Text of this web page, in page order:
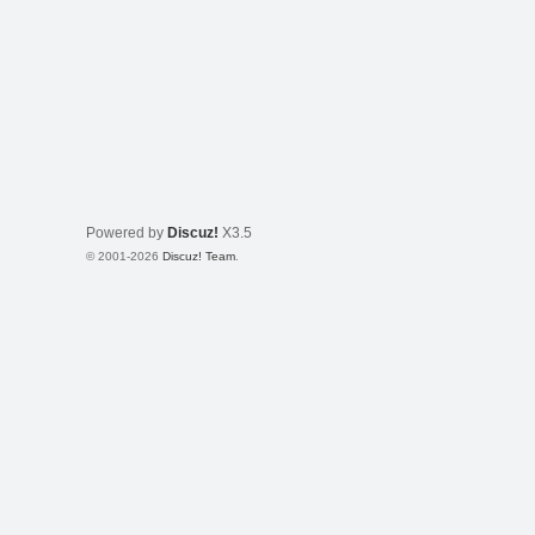
Powered by Discuz! X3.5
© 2001-2026 Discuz! Team